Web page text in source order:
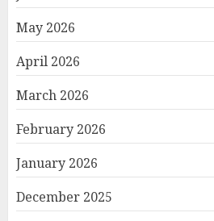
May 2026
April 2026
March 2026
February 2026
January 2026
December 2025